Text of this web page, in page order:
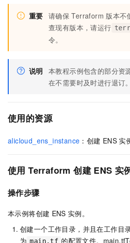
重要 请确保 Terraform 版本不
查现有版本，请运行
令。
说明 本教程示例包含的部分资
在不需要时及时进行退订。
使用的资源
alicloud_ens_instance ：创建 ENS 实
使用 Terraform 创建 ENS 实
操作步骤
本示例将创建 ENS 实例。
创建一个工作目录，并且在工作目
为 main.tf 的配置文件。 main.tf